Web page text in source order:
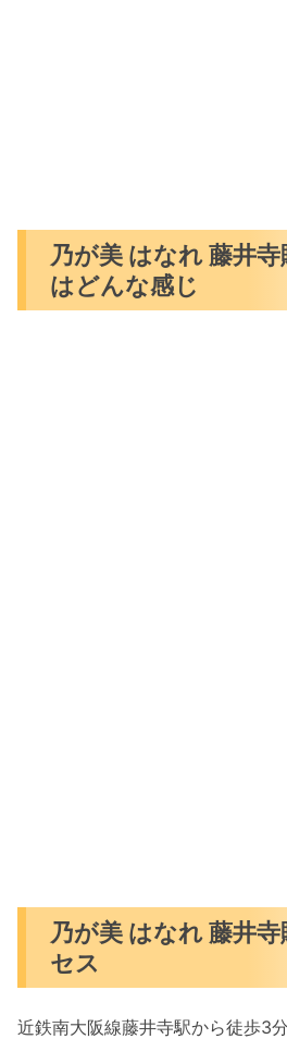
乃が美 はなれ 藤井
はどんな感じ
乃が美 はなれ 藤井
セス
近鉄南大阪線藤井寺駅から徒歩3分